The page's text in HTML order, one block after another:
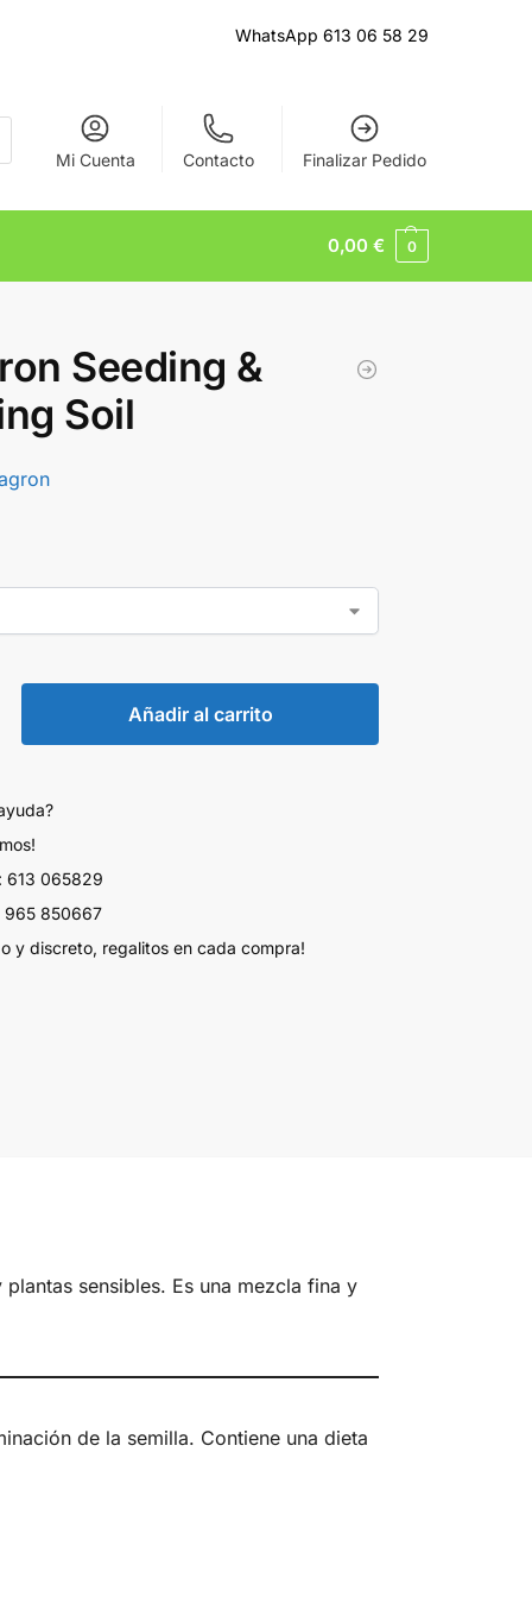
WhatsApp 613 06 58 29
Mi Cuenta Contacto Finalizar Pedido
0,00€ 0
Seeding &
Soil
Añadir al carrito
613 065829
850667
y discreto, regalitos en cada compra!
sensibles. Es una mezcla fina y
de la semilla. Contiene una dieta